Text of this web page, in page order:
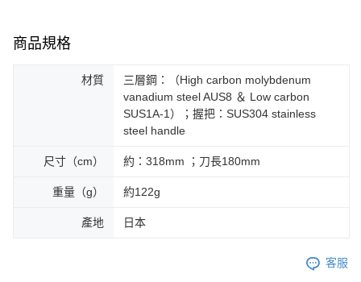
商品規格
材質
三層鋼：（High carbon molybdenum
vanadium steel AUS8 ＆ Low carbon
SUS1A-1）；握把：SUS304 stainless
steel handle
尺寸（cm） 約：318mm ；刀長180mm
重量（g） 約122g
產地 日本
客服